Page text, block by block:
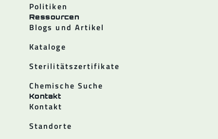
Politiken
Ressourcen
Blogs und Artikel
Kataloge
Sterilitätszertifikate
Chemische Suche
Kontakt
Kontakt
Standorte